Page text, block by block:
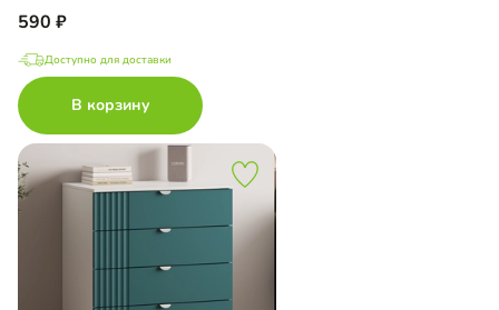
590
Доступно для доставки
В корзину